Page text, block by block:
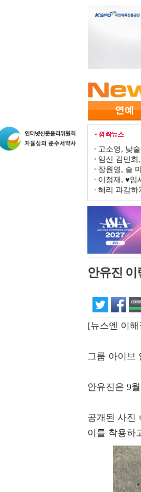
고소영, 낮
임신 김민
장원영, 술
이정재, ♥임
혜리 과감하
안유진 이
[뉴스엔 이
그룹 아이브
안유진은 9
공개된 사진
이를 착용하